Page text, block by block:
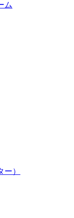
ム
）